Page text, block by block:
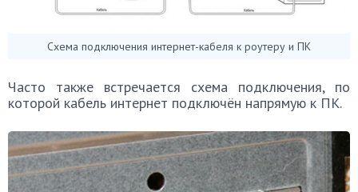
Схема подключения интернет-кабеля к роутеру и ПК
Часто также встречается схема подключения, по
которой кабель интернет подключён напрямую к ПК.